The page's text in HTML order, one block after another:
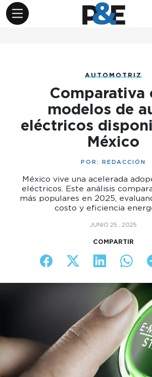
AUTOMOTRIZ
Comparativa
modelos de
eléctricos
México
POR: REDACCIÓN
México vive una acelerada
eléctricos. Este análisis
más populares en 2025,
costo y eficiencia
JUNIO 25 , 2025
COMPARTIR